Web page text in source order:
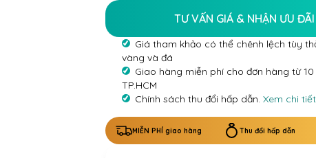
TƯ VẤN GIÁ & NHẬN ƯU ĐÃI
Giá tham khảo có thể chênh lệch tùy
vàng và đá
Giao hàng miễn phí cho đơn hàng từ
TP.HCM
Chính sách thu đổi hấp dẫn. Xem chi tiết
MIỄN PHÍ giao hàng Thu đổi hấp dẫn